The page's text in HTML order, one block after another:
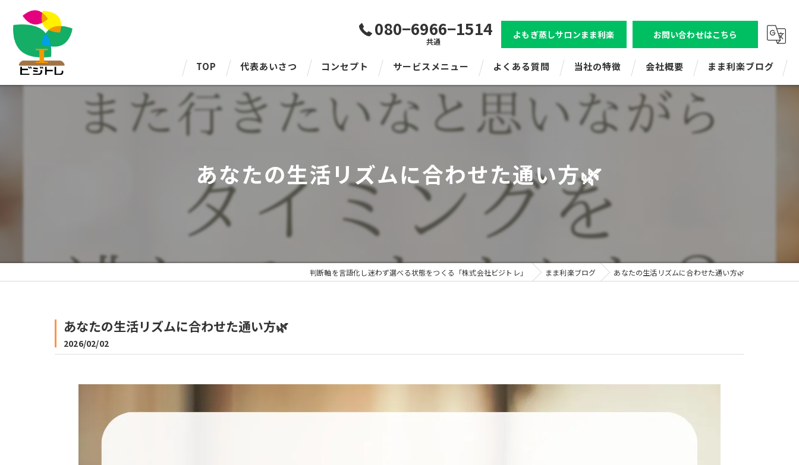
080−6966−1514
共通
よもぎ蒸しサロンまま利楽 お問い合わせはこちら
TOP 代表あいさつ コンセプト サービスメニュー よくある質問 当社の特徴
ビジトレエンタープライズ
マネジメント研修
ママ起業応援講座
ビジトレ for スクール
会社概要
株式会社ビジトレ
まま利楽ブログ
あなたの生活リズムに合わせた通い方🌿
判断軸を言語化し迷わず選べる状態をつくる「株式会社ビジトレ」 まま利楽ブログ あなたの生活リズムに合わせた通い方🌿
あなたの生活リズムに合わせた通い方🌿
2026/02/02